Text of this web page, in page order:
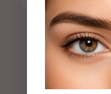
Тонизирующие
Гоммажи,
Кремы
Маски